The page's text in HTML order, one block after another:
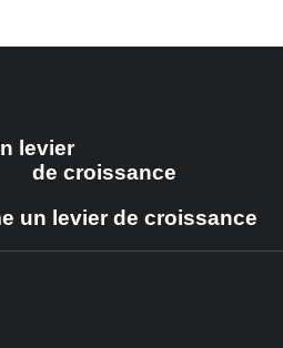
levier
de croissance
un levier de croissance